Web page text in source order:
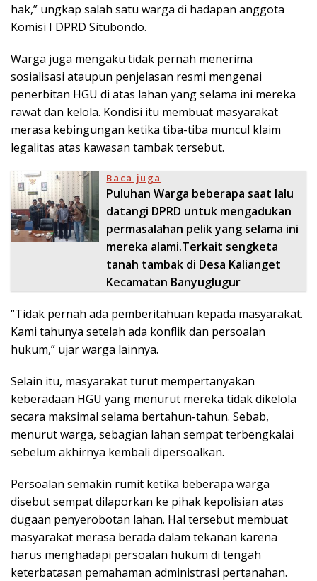
hak,” ungkap salah satu warga di hadapan anggota
Komisi I DPRD Situbondo.
Warga juga mengaku tidak pernah menerima
sosialisasi ataupun penjelasan resmi mengenai
penerbitan HGU di atas lahan yang selama ini mereka
rawat dan kelola. Kondisi itu membuat masyarakat
merasa kebingungan ketika tiba-tiba muncul klaim
legalitas atas kawasan tambak tersebut.
Baca juga
Puluhan Warga beberapa saat lalu
datangi DPRD untuk mengadukan
permasalahan pelik yang selama ini
mereka alami.Terkait sengketa
tanah tambak di Desa Kalianget
Kecamatan Banyuglugur
“Tidak pernah ada pemberitahuan kepada masyarakat.
Kami tahunya setelah ada konflik dan persoalan
hukum,” ujar warga lainnya.
Selain itu, masyarakat turut mempertanyakan
keberadaan HGU yang menurut mereka tidak dikelola
secara maksimal selama bertahun-tahun. Sebab,
menurut warga, sebagian lahan sempat terbengkalai
sebelum akhirnya kembali dipersoalkan.
Persoalan semakin rumit ketika beberapa warga
disebut sempat dilaporkan ke pihak kepolisian atas
dugaan penyerobotan lahan. Hal tersebut membuat
masyarakat merasa berada dalam tekanan karena
harus menghadapi persoalan hukum di tengah
keterbatasan pemahaman administrasi pertanahan.